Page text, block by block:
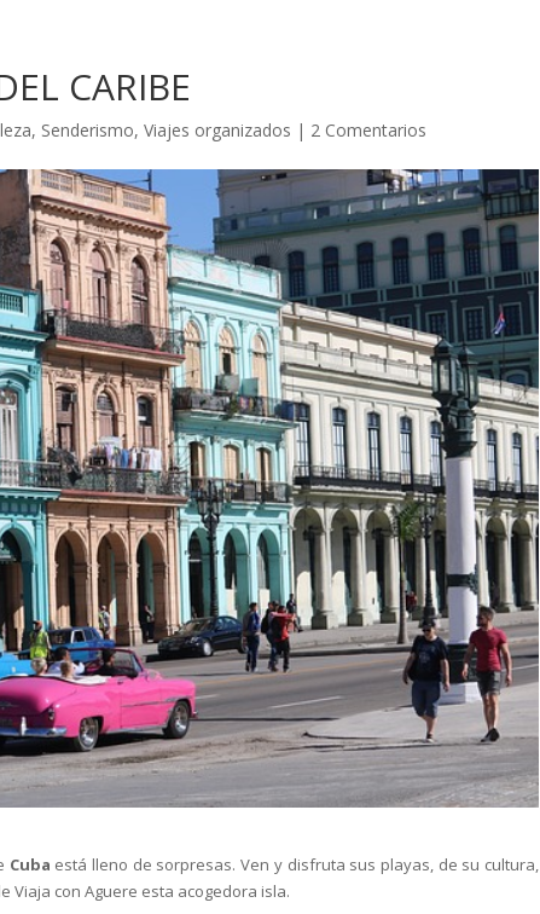
CARIBE
, Senderismo,Viajes organizados | 2 Comentarios
Cuba está lleno de sorpresas. Ven y disfruta sus playas, de su cultura,
Viaja con Aguere esta acogedora isla.